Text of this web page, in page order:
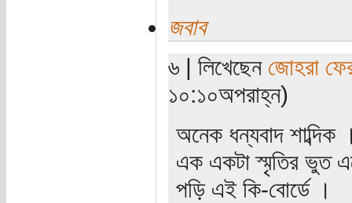
জবাব
৬ | লিখেছেন জোহরা
১০:১০অপরাহ্ন)
অনেক ধন্যবাদ
এক একটা স্মৃতির ভুত
পড়ি এই কি-বোর্ডে ।